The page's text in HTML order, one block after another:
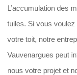
L’accumulation des
tuiles. Si vous
votre toit, notre
Vauvenargues peut
nous votre projet et